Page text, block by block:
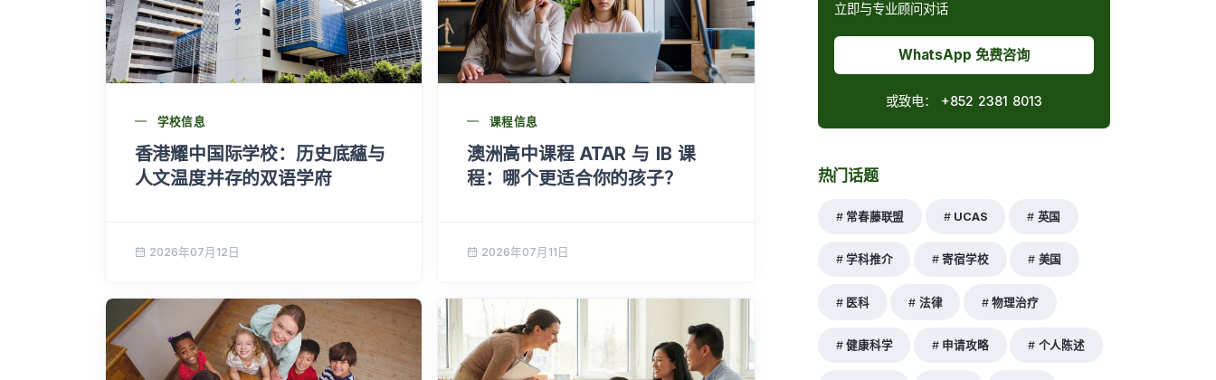
学校信息
香港耀中国际学校：历史底蘊与
人文温度并存的双语学府
2026年07月12日
课程信息
澳洲高中课程 ATAR 与 IB 课
程：哪个更适合你的孩子？
2026年07月11日
立即与专业顾问对话
WhatsApp 免费咨询
或致电： +852 2381 8013
热门话题
常春藤联盟 UCAS 英国
学科推介 寄宿学校 美国
医科 法律 物理治疗
健康科学 申请攻略 个人陈述